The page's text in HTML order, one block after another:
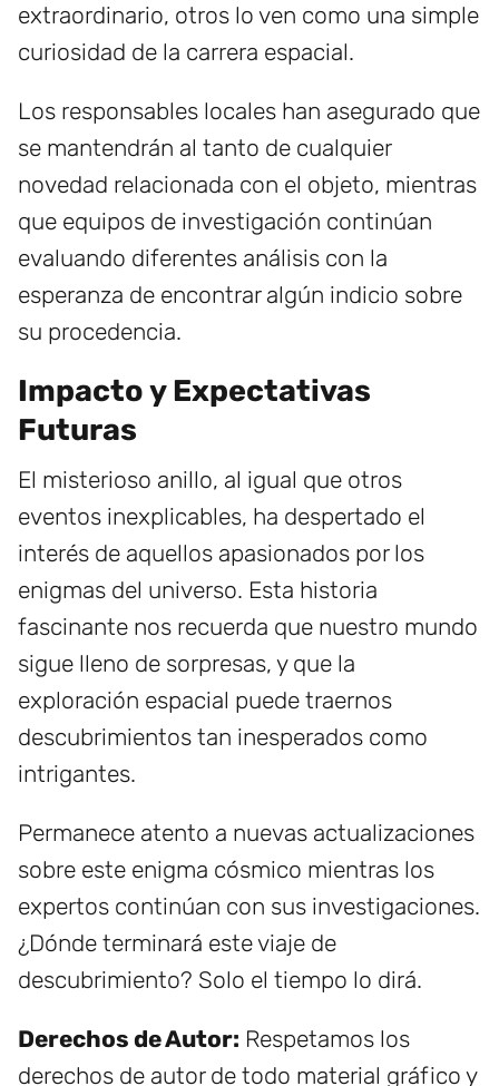
extraordinario, otros lo ven como una simple
curiosidad de la carrera espacial.
Los responsables locales han asegurado que
se mantendrán al tanto de cualquier
novedad relacionada con el objeto, mientras
que equipos de investigación continúan
evaluando diferentes análisis con la
esperanza de encontrar algún indicio sobre
su procedencia.
Impacto y Expectativas
Futuras
El misterioso anillo, al igual que otros
eventos inexplicables, ha despertado el
interés de aquellos apasionados por los
enigmas del universo. Esta historia
fascinante nos recuerda que nuestro mundo
sigue lleno de sorpresas, y que la
exploración espacial puede traernos
descubrimientos tan inesperados como
intrigantes.
Permanece atento a nuevas actualizaciones
sobre este enigma cósmico mientras los
expertos continúan con sus investigaciones.
¿Dónde terminará este viaje de
descubrimiento? Solo el tiempo lo dirá.
Derechos de Autor: Respetamos los
derechos de autor de todo material gráfico y